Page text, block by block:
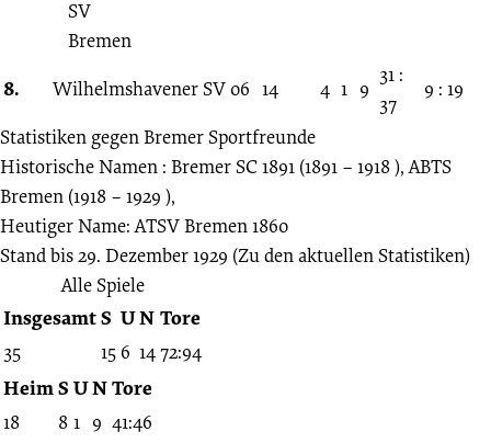
8. Wilhelmshavener SV 06 14 4 1 9
31 :
37
9 : 19
Statistiken gegenBremer Sportfreunde
Historische Namen : Bremer SC 1891 (1891 – 1918 ), ABTS
Bremen (1918 – 1929 ),
Heutiger Name: ATSV Bremen 1860
Stand bis 29. Dezember 1929 (Zu den aktuellen Statistiken)
Alle Spiele
InsgesamtS UN Tore
35 15 6 1472:94
HeimS UNTore
18 8 1 9 41:46